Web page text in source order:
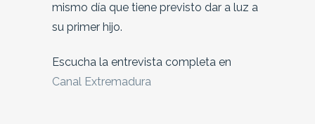
mismo día que tiene previsto dar a luz a
su primer hijo.
Escucha la entrevista completa en
Canal Extremadura